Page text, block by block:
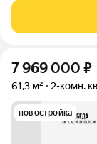
современный 5-
созданный в
7 969 000 ₽
61,3 м² 2-комн.
новостройка